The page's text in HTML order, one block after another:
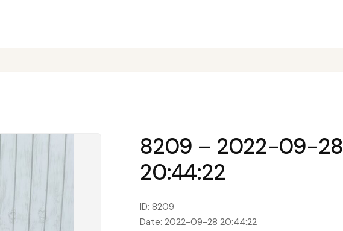
8209 – 2022-09-28
20:44:22
ID: 8209
Date: 2022-09-28 20:44:22